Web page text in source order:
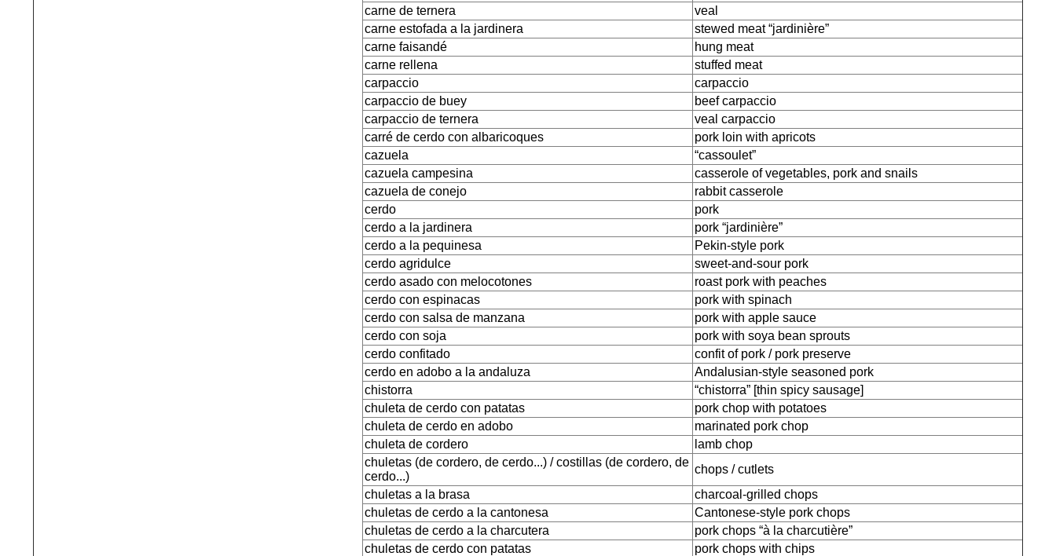
carne de ternera
veal
carne estofada a la jardinera
stewed meat “jardinière”
carne faisandé
hung meat
carne rellena
stuffed meat
carpaccio
carpaccio
carpaccio de buey
beef carpaccio
carpaccio de ternera
veal carpaccio
carré de cerdo con albaricoques
pork loin with apricots
cazuela
“cassoulet”
cazuela campesina
casserole of vegetables, pork and snails
cazuela de conejo
rabbit casserole
cerdo
pork
cerdo a la jardinera
pork “jardinière”
cerdo a la pequinesa
Pekin-style pork
cerdo agridulce
sweet-and-sour pork
cerdo asado con melocotones
roast pork with peaches
cerdo con espinacas
pork with spinach
cerdo con salsa de manzana
pork with apple sauce
cerdo con soja
pork with soya bean sprouts
cerdo confitado
confit of pork / pork preserve
cerdo en adobo a la andaluza
Andalusian-style seasoned pork
chistorra
“chistorra” [thin spicy sausage]
chuleta de cerdo con patatas
pork chop with potatoes
chuleta de cerdo en adobo
marinated pork chop
chuleta de cordero
lamb chop
chuletas (de cordero, de cerdo...) / costillas (de cordero, de
cerdo...)
chops / cutlets
chuletas a la brasa
charcoal-grilled chops
chuletas de cerdo a la cantonesa
Cantonese-style pork chops
chuletas de cerdo a la charcutera
pork chops “à la charcutière”
chuletas de cerdo con patatas
pork chops with chips